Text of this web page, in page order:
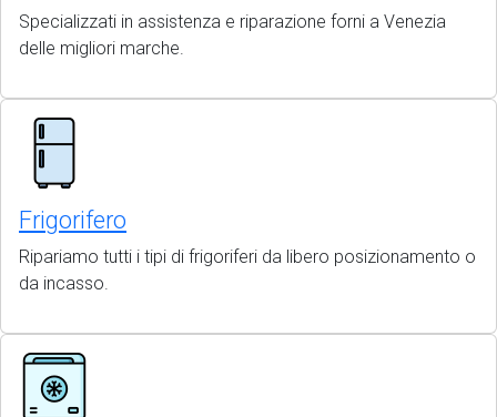
Specializzati in assistenza e riparazione forni a Venezia
delle migliori marche.
Frigorifero
Ripariamo tutti i tipi di frigoriferi da libero posizionamento o
da incasso.